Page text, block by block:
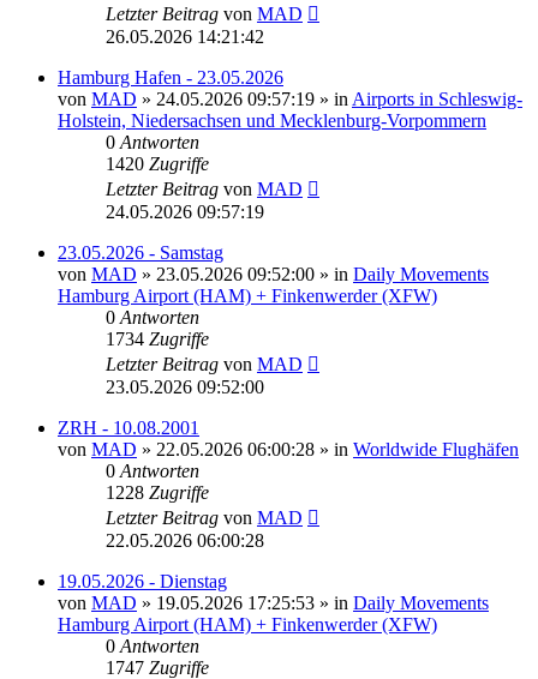
Letzter Beitrag von MAD
26.05.2026 14:21:42
Hamburg Hafen - 23.05.2026
von MAD » 24.05.2026 09:57:19 » in Airports in Schleswig-
Holstein, Niedersachsen und Mecklenburg-Vorpommern
0 Antworten
1420 Zugriffe
Letzter Beitrag von MAD
24.05.2026 09:57:19
23.05.2026 - Samstag
von MAD » 23.05.2026 09:52:00 » in Daily Movements
Hamburg Airport (HAM) + Finkenwerder (XFW)
0 Antworten
1734 Zugriffe
Letzter Beitrag von MAD
23.05.2026 09:52:00
ZRH - 10.08.2001
von MAD » 22.05.2026 06:00:28 » in Worldwide Flughäfen
0 Antworten
1228 Zugriffe
Letzter Beitrag von MAD
22.05.2026 06:00:28
19.05.2026 - Dienstag
von MAD » 19.05.2026 17:25:53 » in Daily Movements
Hamburg Airport (HAM) + Finkenwerder (XFW)
0 Antworten
1747 Zugriffe